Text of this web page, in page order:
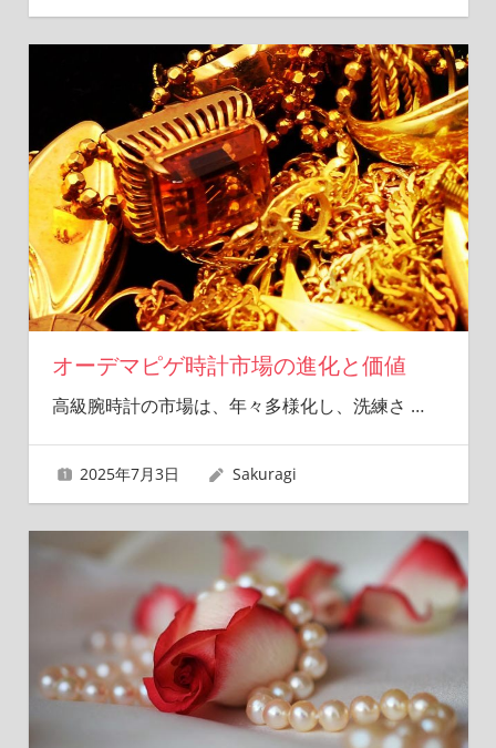
オーデマピゲ時計市場の進化と価値
高級腕時計の市場は、年々多様化し、洗練さ …
2025年7月3日 Sakuragi